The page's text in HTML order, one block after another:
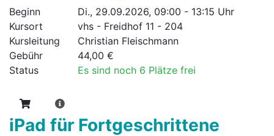
Beginn
Di., 29.09.2026, 09:00 - 13:15 Uhr
Kursort
vhs - Freidhof 11 - 204
Kursleitung
Christian Fleischmann
Gebühr
44,00 €
Status
Es sind noch 6 Plätze frei
iPad für Fortgeschrittene